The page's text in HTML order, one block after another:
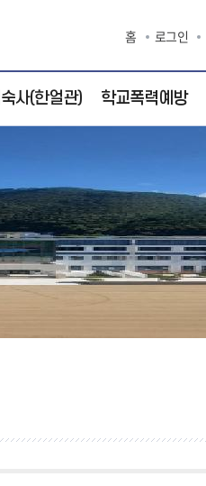
홈 로그인
사(한얼관)
황
과계획
생활동
학교폭력예방
상담/학교폭력
신고